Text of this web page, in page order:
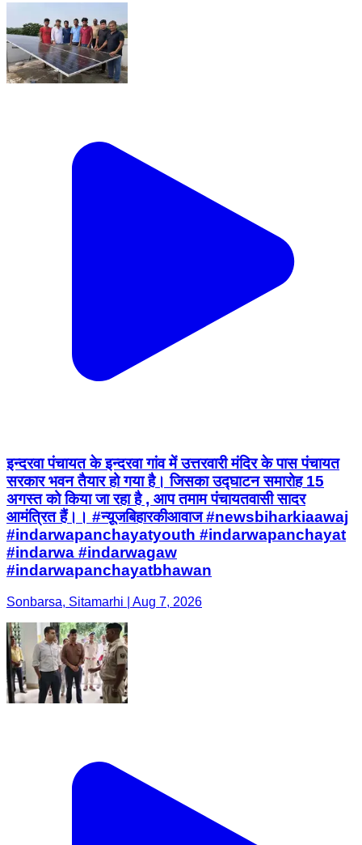
इन्दरवा पंचायत के इन्दरवा गांव में उत्तरवारी मंदिर के पास पंचायत
सरकार भवन तैयार हो गया है। जिसका उद्घाटन समारोह 15
अगस्त को किया जा रहा है , आप तमाम पंचायतवासी सादर
आमंत्रित हैं।। #न्यू़जबिहारकीआवाज #newsbiharkiaawaj
#indarwapanchayatyouth #indarwapanchayat
#indarwa #indarwagaw
#indarwapanchayatbhawan
Sonbarsa, Sitamarhi | Aug 7, 2026